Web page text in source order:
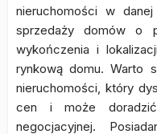
nieruchomości w
sprzedaży domów o
wykończenia i
rynkową domu. Warto
nieruchomości, który
cen i może
negocjacyjnej.